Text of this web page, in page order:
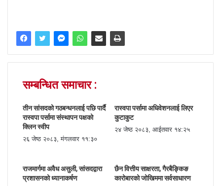
सम्बन्धित समाचार :
तीन सांसदको गठबन्धनलाई पछि पार्दै
रास्वपा पर्सामा संस्थापन पक्षको
क्लिन स्वीप
२६ जेष्ठ २०८३, मंगलवार ११:३०
रास्वपा पर्सामा अधिवेशनलाई लिएर
कुटाकुट
२४ जेष्ठ २०८३, आईतवार १४:२५
राजमार्गमा अवैध असुली, सांसदद्वारा
प्रशासनको ध्यानाकर्षण
छैन वित्तीय साक्षरता, गैरबैङ्किङ
कारोबारको जोखिममा सर्वसाधारण